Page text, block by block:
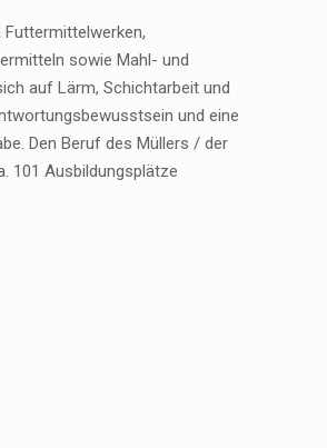
sowie Mahl- und
auf Lärm, Schichtarbeit und
und eine
Den Beruf des Müllers / der
101 Ausbildungsplätze